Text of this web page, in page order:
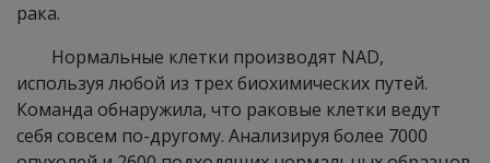
рака.
Нормальные клетки производят NAD,
используя любой из трех биохимических путей.
Команда обнаружила, что раковые клетки ведут
себя совсем по-другому. Анализируя более 7000